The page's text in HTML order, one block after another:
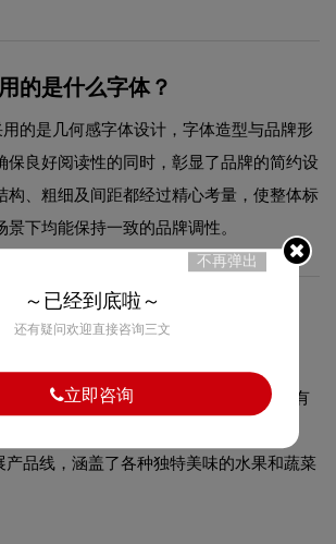
的是什么字体？
的是几何感字体设计，字体造型与品牌形
保良好阅读性的同时，彰显了品牌的简约设
构、粗细及间距都经过精心考量，使整体标
下均能保持一致的品牌调性。
计含义是什么？
Knudsen 在加利福尼亚州的帕拉代斯
机葡萄园的葡萄收获中汲取灵感，开创了有
在过去 60 多年中，R.W. Knudsen
品线，涵盖了各种独特美味的水果和蔬菜
不再弹出
～已经到底啦～
还有疑问欢迎直接咨询三文
立即咨询